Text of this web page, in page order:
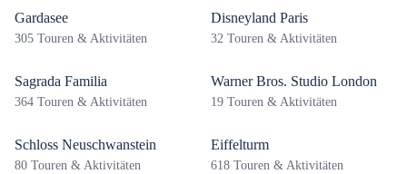
Gardasee
305 Touren & Aktivitäten
Disneyland Paris
32 Touren & Aktivitäten
Sagrada Familia
364 Touren & Aktivitäten
Warner Bros. Studio London
19 Touren & Aktivitäten
Schloss Neuschwanstein
80 Touren & Aktivitäten
Eiffelturm
618 Touren & Aktivitäten